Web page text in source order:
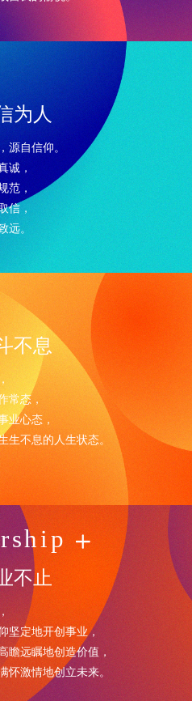
为人
源自信仰。
诚，
范，
信，
远。
不息
常态，
业心态，
生不息的人生状态。
不止
坚定地开创事业，
瞻远瞩地创造价值，
怀激情地创立未来。